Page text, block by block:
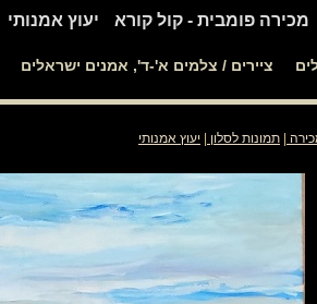
ציירים / צלמים א'-ד', אמנים ישראלים
מכירה פומבית - קול קורא יעוץ אמנותי
תמונות לסלון יעוץ אמנותי